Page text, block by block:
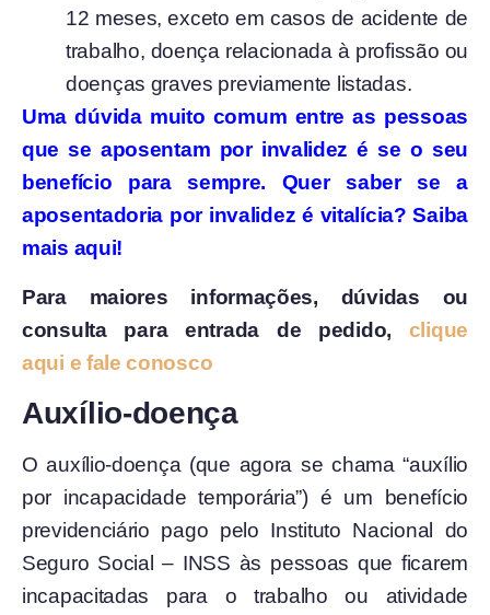
12 meses, exceto em casos de acidente de
trabalho, doença relacionada à profissão ou
doenças graves previamente listadas.
Uma dúvida muito comum entre as pessoas
que se aposentam por invalidez é se o seu
benefício para sempre. Quer saber se a
aposentadoria por invalidez é vitalícia? Saiba
mais aqui!
Para maiores informações, dúvidas ou
consulta para entrada de pedido,
clique
aqui e fale conosco
Auxílio-doença
O auxílio-doença (que agora se chama “auxílio
por incapacidade temporária”) é um benefício
previdenciário pago pelo Instituto Nacional do
Seguro Social – INSS às pessoas que ficarem
incapacitadas para o trabalho ou atividade